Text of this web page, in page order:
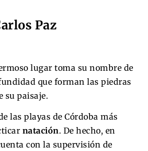
Paz
lugar toma su nombre de
que forman las piedras
su paisaje.
las playas de Córdoba más
natación. De hecho, en
con la supervisión de